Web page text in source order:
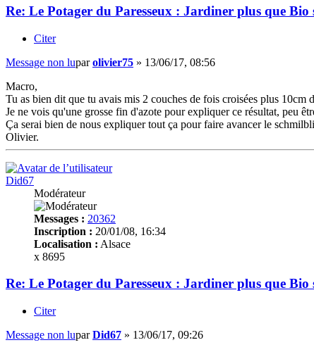
Re: Le Potager du Paresseux : Jardiner plus que Bio
Citer
Message non luparolivier75 » 13/06/17, 08:56
Macro,
Tu as bien dit que tu avais mis 2 couches de fois croisées plus 10cm
Je ne vois qu'une grosse fin d'azote pour expliquer ce résultat, peu
Ça serai bien de nous expliquer tout ça pour faire avancer le
Olivier.
Did67
Modérateur
Messages : 20362
Inscription : 20/01/08, 16:34
Localisation : Alsace
x 8695
Re: Le Potager du Paresseux : Jardiner plus que Bio
Citer
Message non luparDid67 » 13/06/17, 09:26